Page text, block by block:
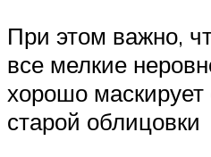
При этом важно,
все мелкие
хорошо маскирует
старой облицовки